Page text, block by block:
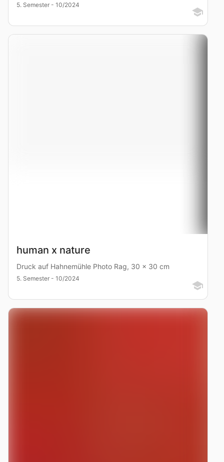
5. Semester - 10/2024
human x nature
Druck auf Hahnemühle Photo Rag, 30 x 30 cm
5. Semester - 10/2024